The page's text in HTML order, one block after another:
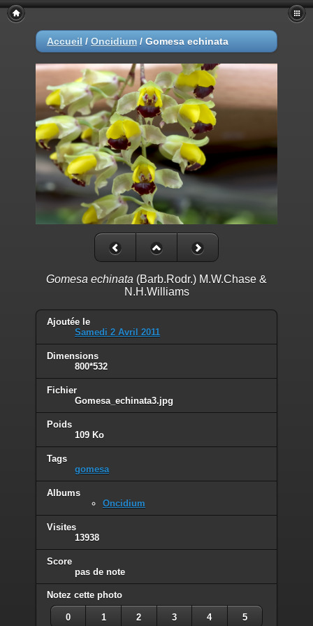
Accueil / Oncidium / Gomesa echinata
Gomesa echinata (Barb.Rodr.) M.W.Chase &
N.H.Williams
Ajoutée le
Samedi 2 Avril 2011
Dimensions
800*532
Fichier
Gomesa_echinata3.jpg
Poids
109 Ko
Tags
gomesa
Albums
Oncidium
Visites
13938
Score
pas de note
Notez cette photo
0 1 2 3 4 5